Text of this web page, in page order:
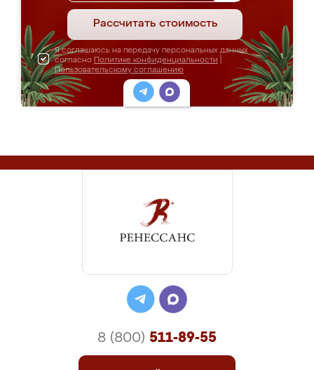
Рассчитать стоимость
Я соглашаюсь на передачу персональных данных
согласно Политике конфиденциальности
Пользовательскому соглашению
8 (800) 511-89-55